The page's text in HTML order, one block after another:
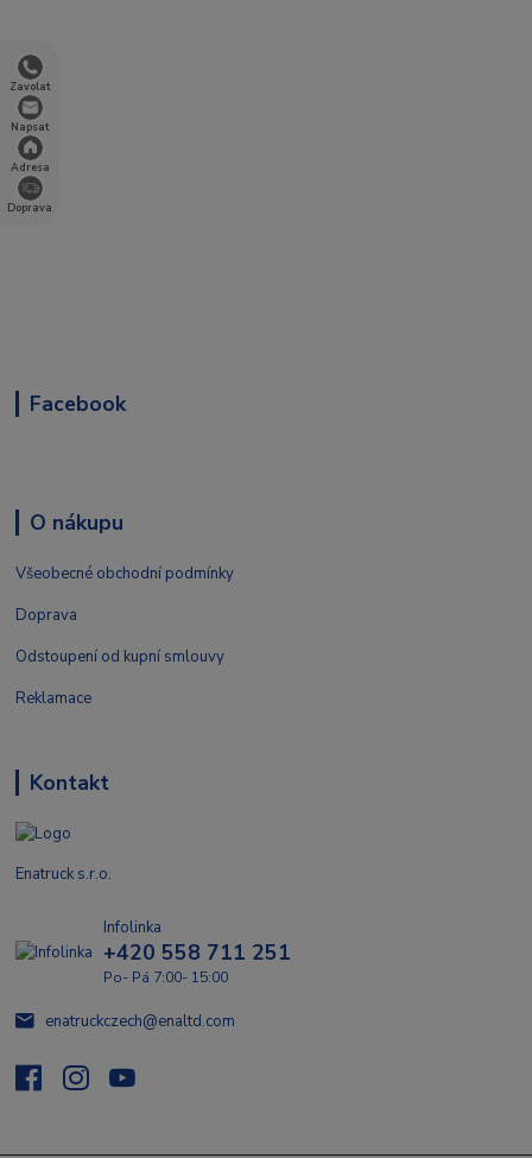
Zavolat
Napsat
Adresa
Doprava
Facebook
O nákupu
Všeobecné obchodní podmínky
Doprava
Odstoupení od kupní smlouvy
Reklamace
Kontakt
Enatruck s.r.o.
Infolinka
+420 558 711 251
Po- Pá 7:00- 15:00
enatruckczech@enaltd.com